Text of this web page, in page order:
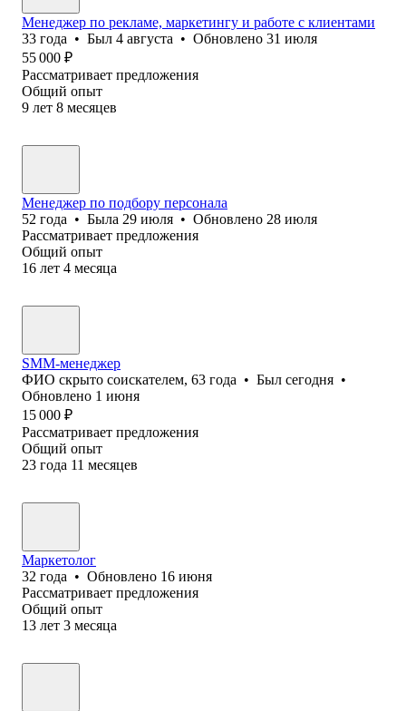
Менеджер по рекламе, маркетингу и работе с клиентами
33 года • Был 4 августа • Обновлено 31 июля
55 000 ₽
Рассматривает предложения
Общий опыт
9 лет 8 месяцев
Менеджер по подбору персонала
52 года • Была 29 июля • Обновлено 28 июля
Рассматривает предложения
Общий опыт
16 лет 4 месяца
SMM-менеджер
ФИО скрыто соискателем, 63 года • Был сегодня •
Обновлено 1 июня
15 000 ₽
Рассматривает предложения
Общий опыт
23 года 11 месяцев
Маркетолог
32 года • Обновлено 16 июня
Рассматривает предложения
Общий опыт
13 лет 3 месяца